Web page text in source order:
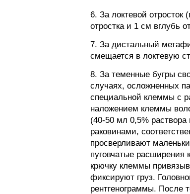
6. За локтевой
отростка и 1 см вглубь
7. За дистальный
смещается в локтевую
8. За теменные бугры
случаях, осложненных
специальной клеммы с
наложением клеммы
(40-50 мл 0,5%
раковинами,
просверливают
пуговчатые
крючку клеммы
фиксируют груз.
рентгенограммы. После